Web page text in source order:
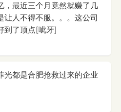
，最近三个月竟然就赚了几
让人不得不服。。。这公司
到了顶点[呲牙]
光都是合肥抢救过来的企业